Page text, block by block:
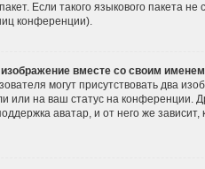
Если такого языкового пакета
конференции).
изображение вместе со своим
могут присутствовать два
или на ваш статус на конференции.
аватар, и от него же